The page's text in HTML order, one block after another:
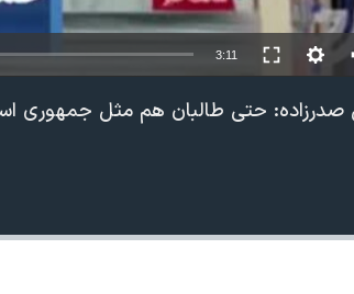
3:11
صدرزاده: حتی طالبان هم مثل جمهوری